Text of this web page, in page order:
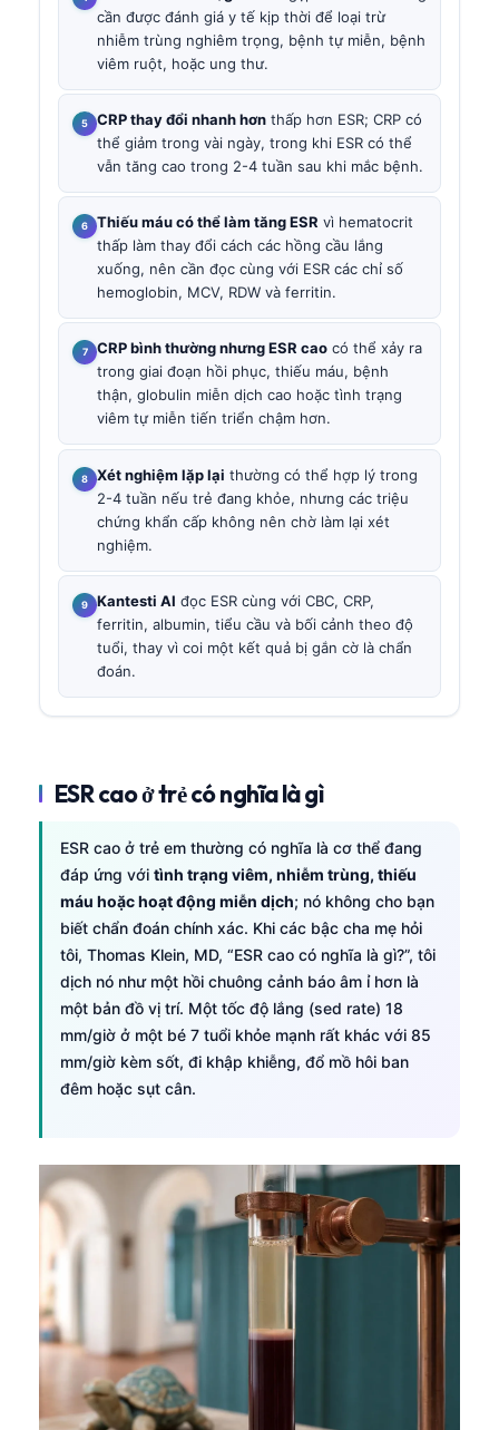
cần được đánh giá y tế kịp thời để loại trừ
nhiễm trùng nghiêm trọng, bệnh tự miễn, bệnh
viêm ruột, hoặc ung thư.
CRP thay đổi nhanh hơn thấp hơn ESR; CRP có
thể giảm trong vài ngày, trong khi ESR có thể
vẫn tăng cao trong 2-4 tuần sau khi mắc bệnh.
Thiếu máu có thể làm tăng ESR vì hematocrit
thấp làm thay đổi cách các hồng cầu lắng
xuống, nên cần đọc cùng với ESR các chỉ số
hemoglobin, MCV, RDW và ferritin.
CRP bình thường nhưng ESR cao có thể xảy ra
trong giai đoạn hồi phục, thiếu máu, bệnh
thận, globulin miễn dịch cao hoặc tình trạng
viêm tự miễn tiến triển chậm hơn.
Xét nghiệm lặp lại thường có thể hợp lý trong
2-4 tuần nếu trẻ đang khỏe, nhưng các triệu
chứng khẩn cấp không nên chờ làm lại xét
nghiệm.
Kantesti AI đọc ESR cùng với CBC, CRP,
ferritin, albumin, tiểu cầu và bối cảnh theo độ
tuổi, thay vì coi một kết quả bị gắn cờ là chẩn
đoán.
ESR cao ở trẻ có nghĩa là gì
ESR cao ở trẻ em thường có nghĩa là cơ thể đang
đáp ứng với tình trạng viêm, nhiễm trùng, thiếu
máu hoặc hoạt động miễn dịch; nó không cho bạn
biết chẩn đoán chính xác. Khi các bậc cha mẹ hỏi
tôi, Thomas Klein, MD, “ESR cao có nghĩa là gì?”, tôi
dịch nó như một hồi chuông cảnh báo âm ỉ hơn là
một bản đồ vị trí. Một tốc độ lắng (sed rate) 18
mm/giờ ở một bé 7 tuổi khỏe mạnh rất khác với 85
mm/giờ kèm sốt, đi khập khiễng, đổ mồ hôi ban
đêm hoặc sụt cân.